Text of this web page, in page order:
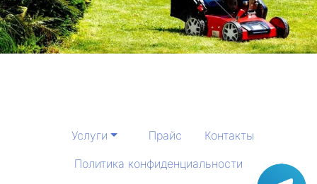
Услуги Прайс
Контакты
Политика конфиденциальности